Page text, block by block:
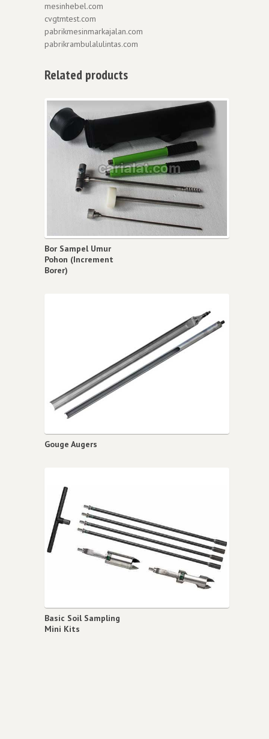
mesinhebel.com
cvgtmtest.com
pabrikmesinmarkajalan.com
pabrikrambulalulintas.com
Related products
Bor Sampel Umur
Pohon (Increment
Borer)
Gouge Augers
Basic Soil Sampling
Mini Kits